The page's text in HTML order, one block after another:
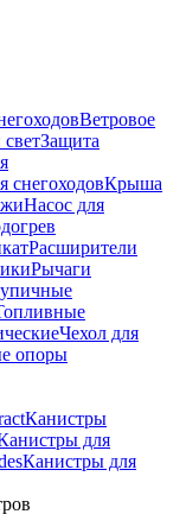
Ветровое
Защита
снегоходовКрыша
Насос для
Расширители
Рычаги
Чехол для
опоры
Канистры
для
Канистры для